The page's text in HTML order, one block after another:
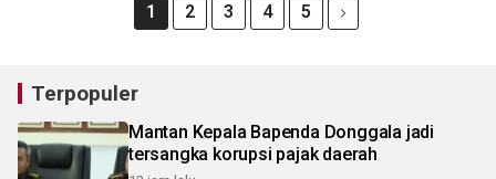
1 2 3 4 5
Terpopuler
Mantan Kepala Bapenda Donggala jadi
tersangka korupsi pajak daerah